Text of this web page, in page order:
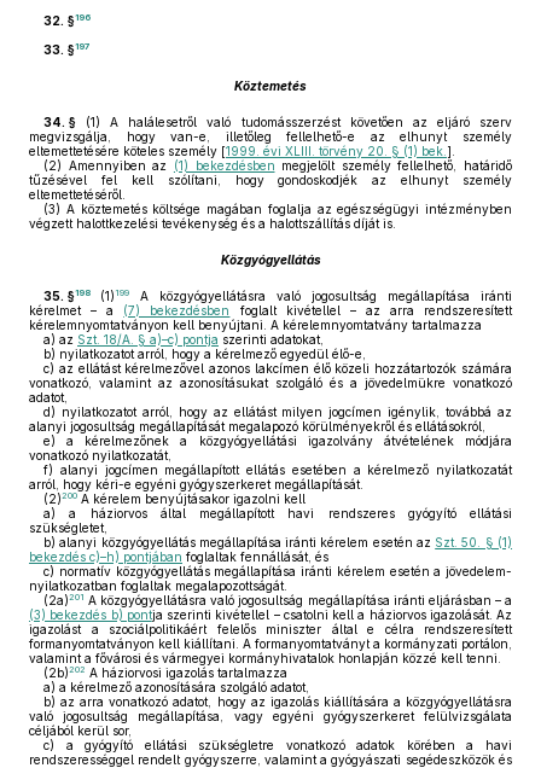
32. §196
33. §197
Köztemetés
34. § (1) A halálesetről való tudomásszerzést követően az eljáró szerv
megvizsgálja, hogy van-e, illetőleg fellelhető-e az elhunyt személy
eltemettetésére köteles személy [1999. évi XLIII. törvény 20. § (1) bek. ].
(2) Amennyiben az (1) bekezdésben megjelölt személy fellelhető, határidő
tűzésével fel kell szólítani, hogy gondoskodjék az elhunyt személy
eltemettetéséről.
(3) A köztemetés költsége magában foglalja az egészségügyi intézményben
végzett halottkezelési tevékenység és a halottszállítás díját is.
Közgyógyellátás
35. §198 (1) 199
A közgyógyellátásra való jogosultság megállapítása iránti
kérelmet – a (7) bekezdésben
foglalt kivétellel – az arra rendszeresített
kérelemnyomtatványon kell benyújtani. A kérelemnyomtatvány tartalmazza
a) az Szt. 18/A. § a)–c) pontja szerinti adatokat,
b) nyilatkozatot arról, hogy a kérelmező egyedül élő-e,
c) az ellátást kérelmezővel azonos lakcímen élő közeli hozzátartozók számára
vonatkozó, valamint az azonosításukat szolgáló és a jövedelmükre vonatkozó
adatot,
d) nyilatkozatot arról, hogy az ellátást milyen jogcímen igénylik, továbbá az
alanyi jogosultság megállapítását megalapozó körülményekről és ellátásokról,
e) a kérelmezőnek a közgyógyellátási igazolvány átvételének módjára
vonatkozó nyilatkozatát,
f) alanyi jogcímen megállapított ellátás esetében a kérelmező nyilatkozatát
arról, hogy kéri-e egyéni gyógyszerkeret megállapítását.
(2)200 A kérelem benyújtásakor igazolni kell
a) a háziorvos által megállapított havi rendszeres gyógyító ellátási
szükségletet,
b) alanyi közgyógyellátás megállapítása iránti kérelem esetén az Szt. 50. § (1)
bekezdés c)–h) pontjában foglaltak fennállását, és
c) normatív közgyógyellátás megállapítása iránti kérelem esetén a jövedelem-
nyilatkozatban foglaltak megalapozottságát.
(2a)201 A közgyógyellátásra való jogosultság megállapítása iránti eljárásban – a
(3) bekezdés b) pontja szerinti kivétellel – csatolni kell a háziorvos igazolását. Az
igazolást a szociálpolitikáért felelős miniszter által e célra rendszeresített
formanyomtatványon kell kiállítani. A formanyomtatványt a kormányzati portálon,
valamint a fővárosi és vármegyei kormányhivatalok honlapján közzé kell tenni.
(2b)202 A háziorvosi igazolás tartalmazza
a) a kérelmező azonosítására szolgáló adatot,
b) az arra vonatkozó adatot, hogy az igazolás kiállítására a közgyógyellátásra
való jogosultság megállapítása, vagy egyéni gyógyszerkeret felülvizsgálata
céljából kerül sor,
c) a gyógyító ellátási szükségletre vonatkozó adatok körében a havi
rendszerességgel rendelt gyógyszerre, valamint a gyógyászati segédeszközök és